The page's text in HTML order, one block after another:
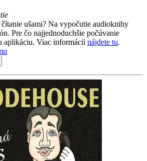
ušami? Na vypočutie audioknihy
Pre čo najjednoduchšie počúvanie
aplikáciu. Viac informácii nájdete tu.